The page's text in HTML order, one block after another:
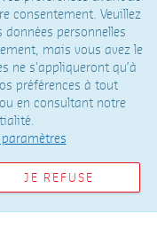
consentement. Veuillez
personnelles
mais vous avez le
ne s'appliqueront qu’à
préférences à tout
en consultant notre
JE REFUSE